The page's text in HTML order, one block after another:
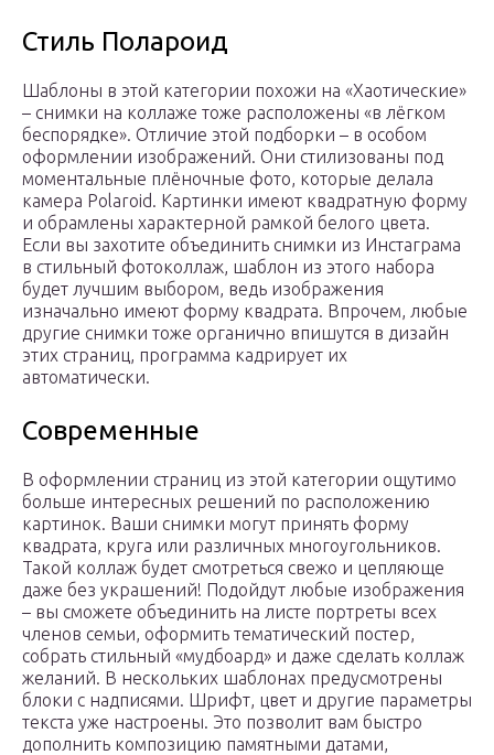
Стиль Полароид
Шаблоны в этой категории похожи на «‎Хаотические»
– снимки на коллаже тоже расположены «‎в лёгком
беспорядке». Отличие этой подборки – в особом
оформлении изображений. Они стилизованы под
моментальные плёночные фото, которые делала
камера Polaroid. Картинки имеют квадратную форму
и обрамлены характерной рамкой белого цвета.
Если вы захотите объединить снимки из Инстаграма
в стильный фотоколлаж, шаблон из этого набора
будет лучшим выбором, ведь изображения
изначально имеют форму квадрата. Впрочем, любые
другие снимки тоже органично впишутся в дизайн
этих страниц, программа кадрирует их
автоматически.
Современные
В оформлении страниц из этой категории ощутимо
больше интересных решений по расположению
картинок. Ваши снимки могут принять форму
квадрата, круга или различных многоугольников.
Такой коллаж будет смотреться свежо и цепляюще
даже без украшений! Подойдут любые изображения
– вы сможете объединить на листе портреты всех
членов семьи, оформить тематический постер,
собрать стильный «мудбоард‎» и даже сделать коллаж
желаний. В нескольких шаблонах предусмотрены
блоки с надписями. Шрифт, цвет и другие параметры
текста уже настроены. Это позволит вам быстро
дополнить композицию памятными датами,